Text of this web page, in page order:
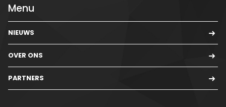
Menu
NIEUWS
OVER ONS
PARTNERS